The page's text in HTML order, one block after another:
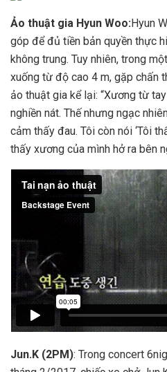
Ảo thuật gia Hyun Woo:Hyun
góp để đủ tiền bản quyền thực
không trung. Tuy nhiên, trong
xuống từ độ cao 4 m, gặp chấn
ảo thuật gia kể lại: “Xương từ
nghiền nát. Thế nhưng ngạc
cảm thấy đau. Tôi còn nói ‘Tôi
thấy xương của mình hở ra bên
Jun.K (2PM): Trong concert